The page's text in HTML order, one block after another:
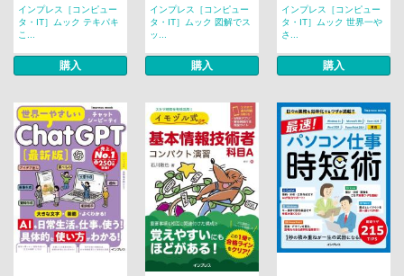
インプレス［コンピュー
タ・IT］ムック テキパキ
こ...
購入
インプレス［コンピュー
タ・IT］ムック 図解でス
ッ...
購入
インプレス［コンピュー
タ・IT］ムック 世界一や
さ...
購入